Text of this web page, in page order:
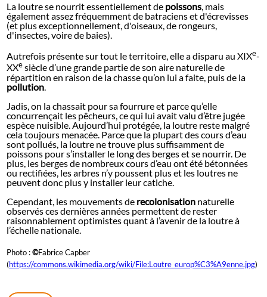
La loutre se nourrit essentiellement de poissons, mais
également assez fréquemment de batraciens et d'écrevisses
(et plus exceptionnellement, d'oiseaux, de rongeurs,
d'insectes, voire de baies).
Autrefois présente sur tout le territoire, elle a disparu au XIXe-
XXesiècle d’une grande partie de son aire naturelle de
répartition en raison de la chasse qu’on lui a faite, puis de la
pollution
Jadis, on la chassait pour sa fourrure et parce qu’elle
concurrençait les pêcheurs, ce qui lui avait valu d’être jugée
espèce nuisible. Aujourd’hui protégée, la loutre reste malgré
cela toujours menacée. Parce que la plupart des cours d’eau
sont pollués, la loutre ne trouve plus suffisamment de
poissons pour s’installer le long des berges et se nourrir. De
plus, les berges de nombreux cours d’eau ont été bétonnées
ou rectifiées, les arbres n’y poussent plus et les loutres ne
peuvent donc plus y installer leur catiche.
Cependant, les mouvements de recolonisation naturelle
observés ces dernières années permettent de rester
raisonnablement optimistes quant à l’avenir de la loutre à
l’échelle nationale.
Photo :©Fabrice Capber
(https://commons.wikimedia.org/wiki/File:Loutre_europ%C3%A9enne.jpg)